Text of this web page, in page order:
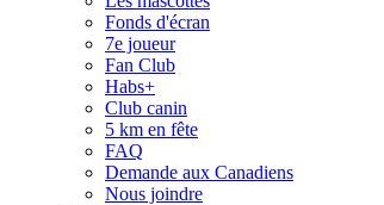
Fonds d'écran
7e joueur
Fan Club
Habs+
Club canin
5 km en fête
FAQ
Demande aux Canadiens
Nous joindre